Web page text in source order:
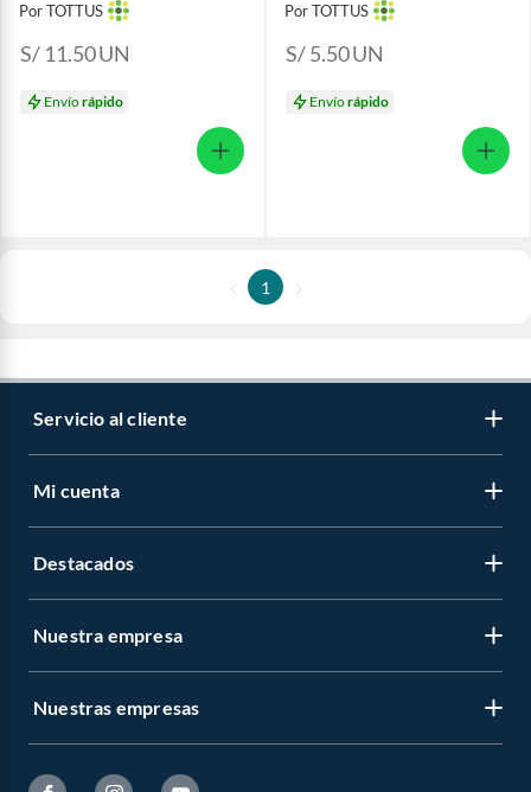
Por TOTTUS
S/ 11.50UN
Envíorápido
Por TOTTUS
S/ 5.50UN
Envíorápido
1
Servicio al cliente
Mi cuenta
Destacados
Nuestra empresa
Nuestras empresas